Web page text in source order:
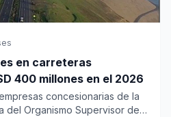
en carreteras
400 millones en el 2026
concesionarias de la
del Organismo Supervisor de